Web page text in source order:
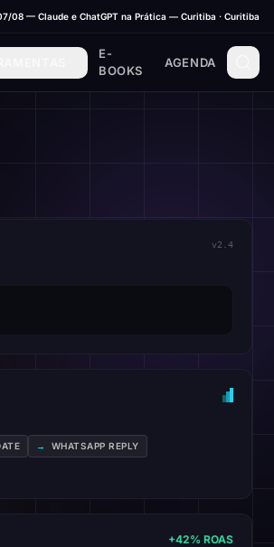
08 — Claude e ChatGPT na Prática — Curitiba · Curitiba
E-
BOOKS
AGENDA
v2.4
→ WHATSAPP REPLY
+42% ROAS